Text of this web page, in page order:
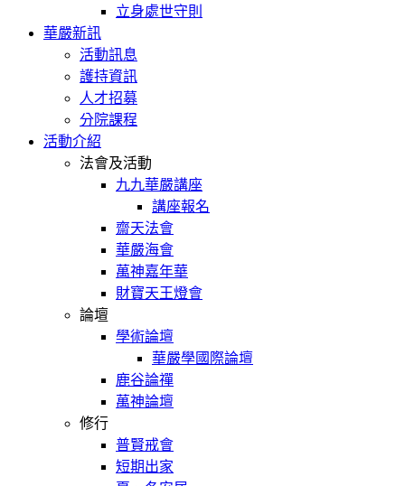
立身處世守則
華嚴新訊
活動訊息
護持資訊
人才招募
分院課程
活動介紹
法會及活動
九九華嚴講座
講座報名
齋天法會
華嚴海會
萬神嘉年華
財寶天王燈會
論壇
學術論壇
華嚴學國際論壇
鹿谷論禪
萬神論壇
修行
普賢戒會
短期出家